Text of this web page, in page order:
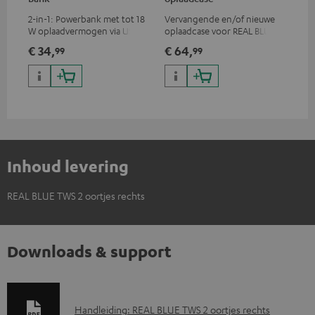
2-in-1: Powerbank met tot 18
W oplaadvermogen via USB
met tot 10 W
oplaadvermogen
€ 34,99
Vervangende en/of nieuwe
oplaadcase voor REAL BLUE
€ 64,99
Inhoud levering
REAL BLUE TWS 2 oortjes rechts
Downloads & support
D
Handleiding: REAL BLUE TWS 2 oortjes rechts